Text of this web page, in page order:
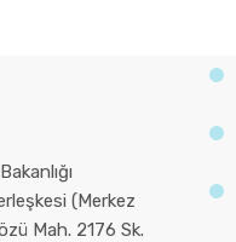
(Merkez
Mah. 2176 Sk.